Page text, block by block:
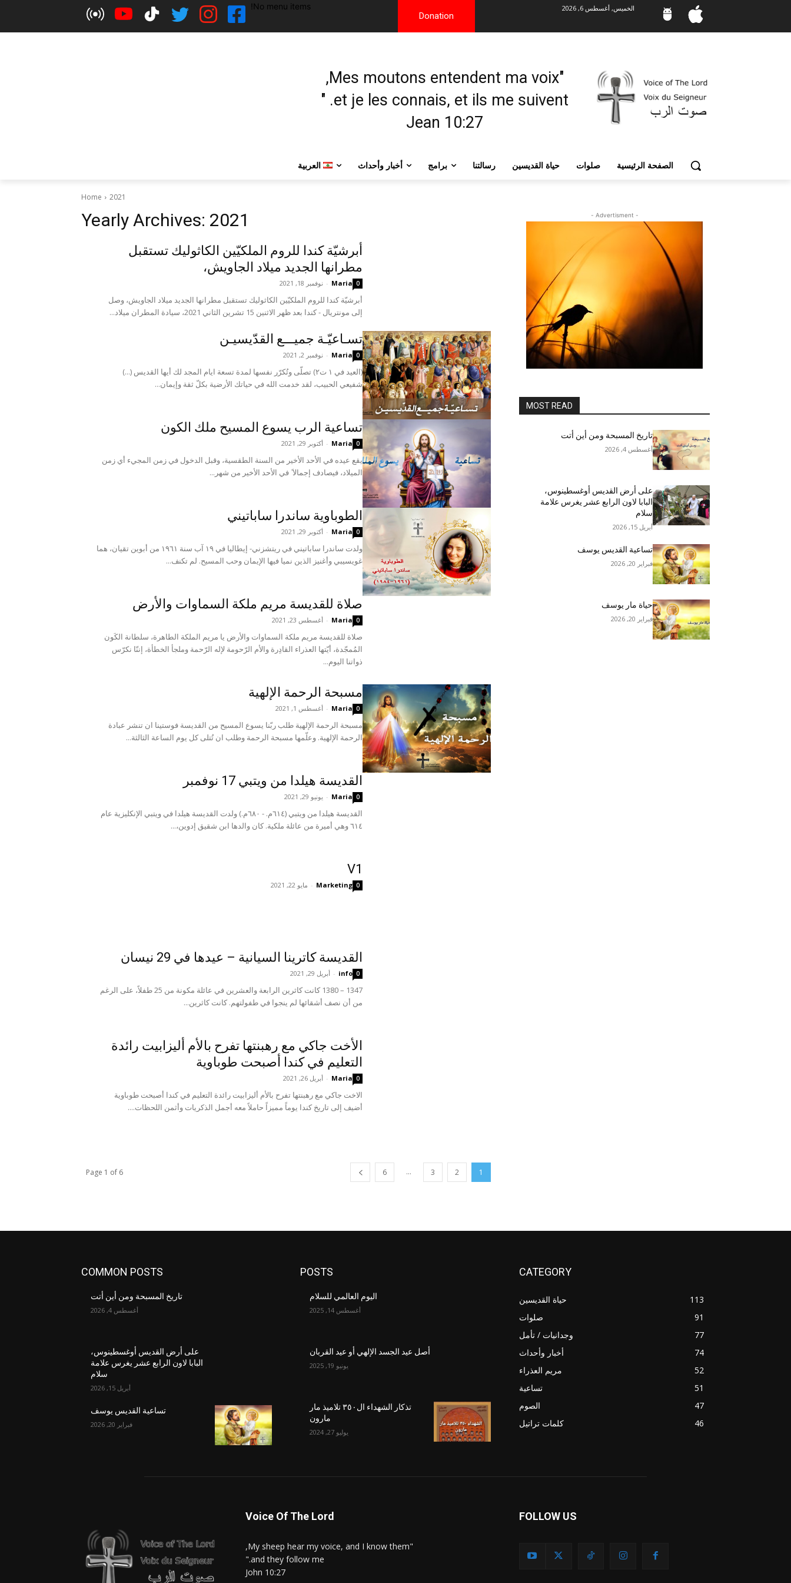
الخميس, أغسطس 6, 2026
Donation
No menu items!
"Mes moutons entendent ma voix,
et je les connais, et ils me suivent. "
Jean 10:27
الصفحة الرئيسية صلوات حياة القديسين رسالتنا برامج أخبار وأحداث العربية
Home 2021
Yearly Archives: 2021
أبرشيّة كندا للروم الملكيّين الكاثوليك تستقبل
مطرانها الجديد ميلاد الجاويش،
Maria
- نوفمبر 18, 2021 0
أبرشيّة كندا للروم الملكيّين الكاثوليك تستقبل مطرانها الجديد ميلاد الجاويش، وصل
إلى مونتريال - كندا بعد ظهر الاثنين 15 تشرين الثاني 2021، سيادة المطران ميلاد...
تسـاعيّـة جميـــع القدّيسيـن
Maria
- نوفمبر 2, 2021 0
(العيد في ١ ت٢) تصلّى وتُكرّر نفسها لمدة تسعة ايام المجد لك أيها القديس (...)
شفيعي الحبيب، لقد خدمت الله في حياتك الأرضية بكلّ ثقة وإيمان...
تساعية الرب يسوع المسيح ملك الكون
Maria
- أكتوبر 29, 2021 0
يقع عيده في الأحد الأخير من السنة الطقسية، وقبل الدخول في زمن المجيء أي زمن
الميلاد، فيصادف إجمالا ً في الأحد الأخير من شهر...
الطوباوية ساندرا ساباتيني
Maria
- أكتوبر 29, 2021 0
ولدت ساندرا ساباتيني في ريتشزني- إيطاليا في ١٩ آب سنة ١٩٦١ من أبوين تقيان، هما
غويسيبي وأغنيز الذين نميا فيها الإيمان وحب المسيح. لم تكنف...
صلاة للقديسة مريم ملكة السماوات والأرض
Maria
- أغسطس 23, 2021 0
صلاة للقديسة مريم ملكة السماوات والأرض يا مريم الملكة الطاهرة، سلطانة الكَون
المُمجّدة، أيّتها العذراء القادِرة والأم الرّحومة لإله الرّحمة وملجأ الخطأة، إننّا نكرّس
ذواتنا اليوم...
مسبحة الرحمة الإلهية
Maria
- أغسطس 1, 2021 0
مسبحة الرحمة الإلهية طلب ربّنا يسوع المسيح من القديسة فوستينا ان تنشر عبادة
الرحمة الإلهية. وعلّمها مسبحة الرحمة وطلب ان تُتلى كل يوم الساعة الثالثة...
القديسة هيلدا من ويتبي 17 نوفمبر
Maria
- يونيو 29, 2021 0
القديسة هيلدا من ويتبي (٦١٤م. - ٦٨٠م.) ولدت القديسة هيلدا في ويتبي الإنكليزية عام
٦١٤ وهي أميرة من عائلة ملكية. كان والدها ابن شقيق إدوين،...
V1
Marketing
- مايو 22, 2021 0
القديسة كاترينا السيانية – عيدها في 29 نيسان
info
- أبريل 29, 2021 0
1347 – 1380 كانت كاثرين الرابعة والعشرين في عائلة مكونة من 25 طفلاً، على الرغم
من أن نصف أشقائها لم ينجوا في طفولتهم. كانت كاثرين...
الأخت جاكي مع رهبنتها تفرح بالأم أليزابيت رائدة
التعليم في كندا أصبحت طوباوية
Maria
- أبريل 26, 2021 0
الاخت جاكي مع رهبنتها تفرح بالأم أليزابيت رائدة التعليم في كندا أصبحت طوباوية
أضيف إلى تاريخ كندا يوماً مميزاً حاملاً معه أجمل الذكريات وأثمن اللحظات....
1
2
3
...
6
Page 1 of 6
- Advertisment -
MOST READ
تاريخ المسبحة ومن أين أتت
أغسطس 4, 2026
على أرض القديس أوغسطينوس،
البابا لاون الرابع عشر يغرس علامة
سلام
أبريل 15, 2026
تساعية القديس يوسف
فبراير 20, 2026
حياة مار يوسف
فبراير 20, 2026
COMMON POSTS
تاريخ المسبحة ومن أين أتت
أغسطس 4, 2026
على أرض القديس أوغسطينوس،
البابا لاون الرابع عشر يغرس علامة
سلام
أبريل 15, 2026
تساعية القديس يوسف
فبراير 20, 2026
POSTS
اليوم العالمي للسلام
أغسطس 14, 2025
أصل عيد الجسد الإلهي أو عيد القربان
يونيو 19, 2025
تذكار الشهداء ال٣٥٠ تلاميذ مار
مارون
يوليو 27, 2024
CATEGORY
حياة القديسين
113
صلوات
91
وجدانيات / تأمل
77
أخبار وأحداث
74
مريم العذراء
52
تساعية
51
الصوم
47
كلمات تراتيل
46
Voice Of The Lord
"My sheep hear my voice, and I know them,
and they follow me."
John 10:27
FOLLOW US